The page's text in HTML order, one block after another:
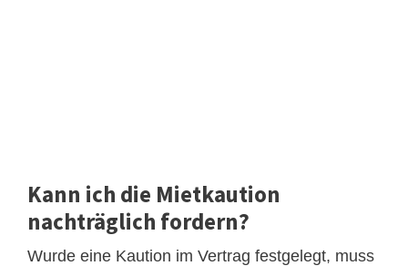
Kann ich die Mietkaution
nachträglich fordern?
Wurde eine Kaution im Vertrag festgelegt, muss